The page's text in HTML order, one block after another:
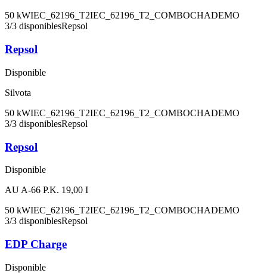
50 kWIEC_62196_T2IEC_62196_T2_COMBOCHADEMO
3/3 disponiblesRepsol
Repsol
Disponible
Silvota
50 kWIEC_62196_T2IEC_62196_T2_COMBOCHADEMO
3/3 disponiblesRepsol
Repsol
Disponible
AU A-66 P.K. 19,00 I
50 kWIEC_62196_T2IEC_62196_T2_COMBOCHADEMO
3/3 disponiblesRepsol
EDP Charge
Disponible